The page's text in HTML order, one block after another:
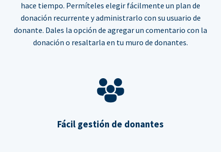
hace tiempo. Permíteles elegir fácilmente un plan de
donación recurrente y administrarlo con su usuario de
donante. Dales la opción de agregar un comentario con la
donación o resaltarla en tu muro de donantes.
Fácil gestión de donantes